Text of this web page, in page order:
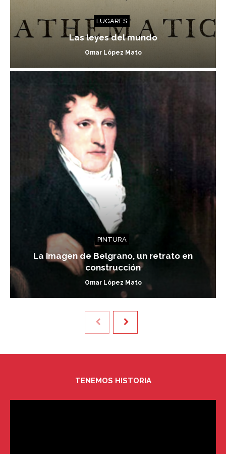
LUGARES
Las leyes del mundo
Omar López Mato
PINTURA
La imagen de Belgrano, un retrato en
construcción
Omar López Mato
TENEMOS HISTORIA